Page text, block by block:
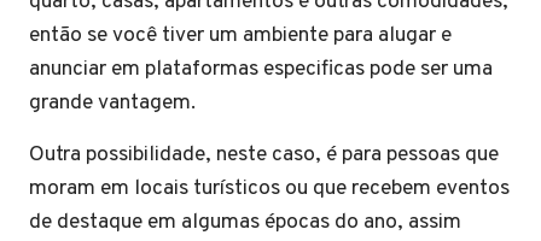
então se você tiver um ambiente para alugar e
anunciar em plataformas especificas pode ser uma
grande vantagem.
Outra possibilidade, neste caso, é para pessoas que
moram em locais turísticos ou que recebem eventos
de destaque em algumas épocas do ano, assim